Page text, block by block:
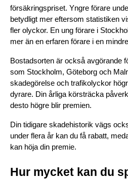
försäkringspriset. Yngre förare
betydligt mer eftersom statistiken
fler olyckor. En ung förare i
mer än en erfaren förare i en
Bostadsorten är också avgörande
som Stockholm, Göteborg och
skadegörelse och trafikolyckor
dyrare. Din årliga körsträcka
desto högre blir premien.
Din tidigare skadehistorik vägs
under flera år kan du få rabatt,
kan höja din premie.
Hur mycket kan du